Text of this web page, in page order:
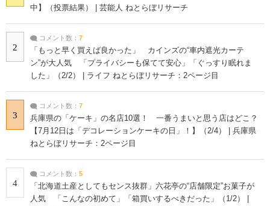
中】（投票結果） | 芸能人 ねとらぼリサーチ
2
コメント数： 7
「もっと早く買えば良かった」 カインズの“車内遮光カーテ
ン”が大人気 「プライバシーも保てて安心」「ぐっすり眠れま
した」（2/2） | ライフ ねとらぼリサーチ：2ページ目
3
コメント数： 7
兵庫県の「ケーキ」の名店10選！ 一番うまいと思う店はどこ？
【7月12日は「デコレーションケーキの日」！】（2/4） | 兵庫県
ねとらぼリサーチ：2ページ目
4
コメント数： 5
「北海道土産としてもセンス抜群」六花亭の“店舗限定”お菓子が
人気 「こんなの初めて」「箱買いするべきだった」（1/2） |